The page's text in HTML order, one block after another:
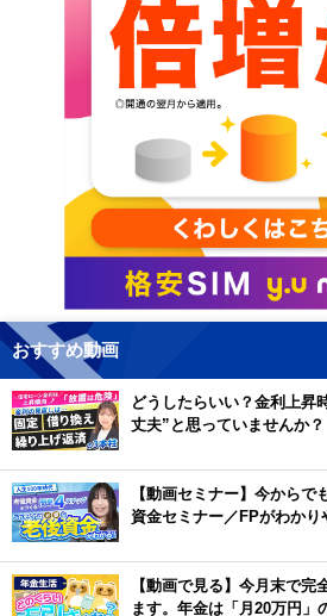
おすすめ動画
どうしたらいい？金利上昇
丈夫”と思っていませんか？
【動画セミナー】今からで
資金セミナー／FPがわかり
【動画で見る】今月末で完
ます。年金は「月20万円」